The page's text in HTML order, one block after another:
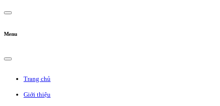
Menu
Trang chủ
Giới thiệu